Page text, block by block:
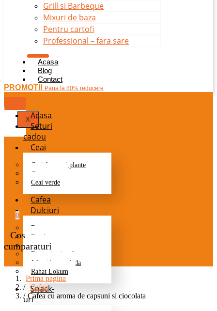
Grill si Barbeque
Mixuri de baza
Pentru cartofi
Professional – fara sare
Acasa
Blog
Contact
X
PROMOTII Pana la 80% reducere
Acasa
Seturi
cadou
Ceai
Ceai fructe si plante
Ceai negru
Ceai verde
Cafea
Dulciuri
Batoane
Bomboane
Ciocolata
Fructe in ciocolata
Jeleuri/marmelada
Rahat Lokum
Snack-
uri
0
Cos
cumparaturi
Prima pagina
Cafea
Cafea cu aroma de capsuni si ciocolata